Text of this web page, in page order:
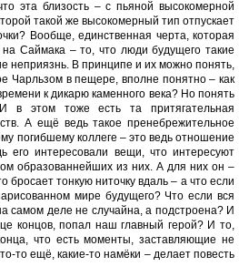
эта близость – с пьяной высокомерной
такой же высокомерный тип отпускает
Вообще, единственная черта, которая
Саймака – то, что люди будущего такие
неприязнь. В принципе и их можно понять,
Чарльзом в пещере, вполне понятно – как
к дикарю каменного века? Но понять
этом тоже есть та притягательная
А ещё ведь такое пренебрежительное
погибшему коллеге – это ведь отношение
его интересовали вещи, что интересуют
образованнейших из них. А для них он –
бросает тонкую ниточку вдаль – а что если
мире будущего? Что если вся
самом деле не случайна, а подстроена? И
концов, попал наш главный герой? И то,
что есть моменты, заставляющие не
то ещё, какие-то намёки – делает повесть